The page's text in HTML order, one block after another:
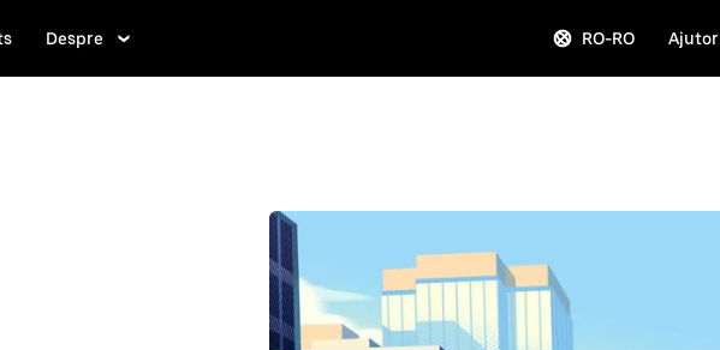
Despre RO-RO Ajutor